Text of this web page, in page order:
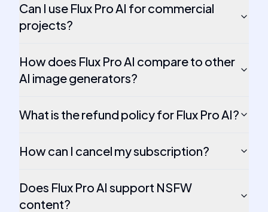
Can I use Flux Pro AI for commercial
projects?
How does Flux Pro AI compare to other
AI image generators?
What is the refund policy for Flux Pro AI?
How can I cancel my subscription?
Does Flux Pro AI support NSFW
content?